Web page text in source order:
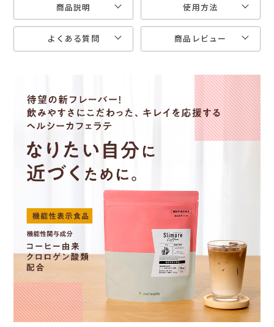
商品説明 使用方法
よくある質問 商品レビュー